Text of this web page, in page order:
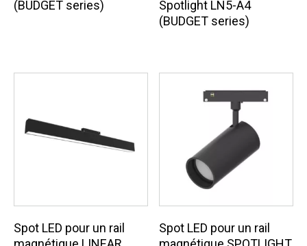
(BUDGET series)
Spotlight LN5-A4
(BUDGET series)
Spot LED pour un rail
Spot LED pour un rail